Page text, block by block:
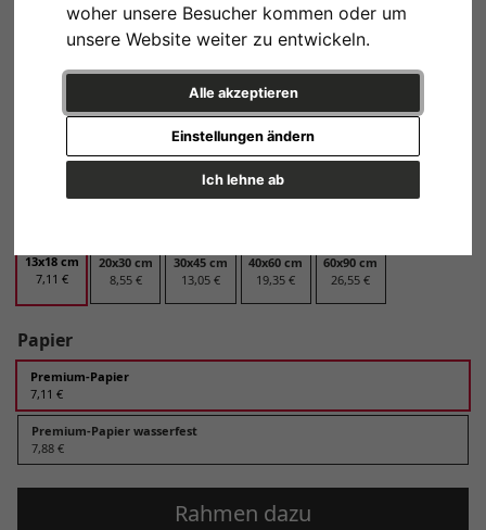
woher unsere Besucher kommen oder um
unsere Website weiter zu entwickeln.
Alle akzeptieren
Ich lehne ab
Einstellungen ändern
Design
13x18 cm
7,11 €
20x30 cm
8,55 €
30x45 cm
13,05 €
40x60 cm
19,35 €
60x90 cm
26,55 €
Papier
Premium-Papier
7,11 €
Premium-Papier wasserfest
7,88 €
Rahmen dazu